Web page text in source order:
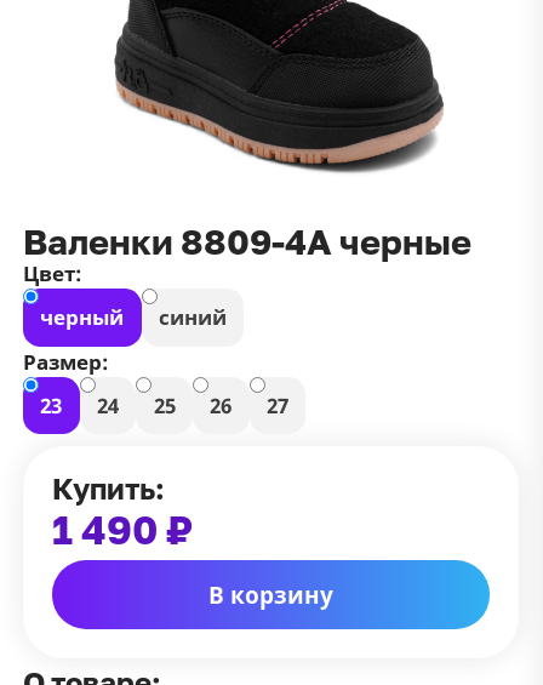
Валенки 8809-4А черные
Цвет:
черный
синий
Размер:
23
24 25 26 27
Купить:
1 490 ₽
В корзину
и публичной оффертой
Зарегистрироваться
100 ₽
42